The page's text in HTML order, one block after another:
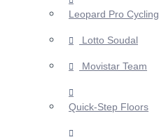
Leopard Pro Cycling
Lotto Soudal
Movistar Team
Quick-Step Floors